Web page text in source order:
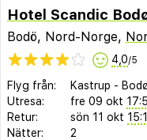
Hotel Scandic
Bodö, Nord-Norge,
4,0/5
Flyg från: Kastrup -
Utresa:
fre 09 okt
Retur:
sön 11 okt
Nätter:
2